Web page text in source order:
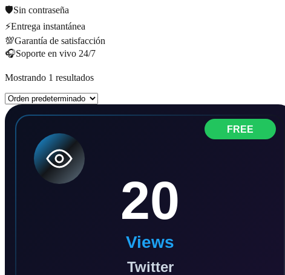
🛡️Sin contraseña
⚡Entrega instantánea
💯Garantía de satisfacción
🎧Soporte en vivo 24/7
Mostrando 1 resultados